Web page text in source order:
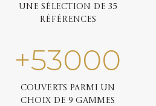
une sélection de 35
références
+53000
Couverts parmi un
choix de 9 gammes